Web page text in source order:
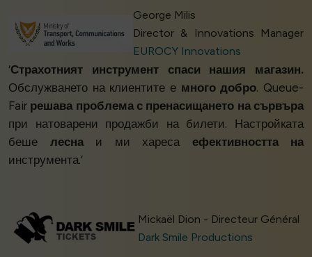
George Milis
Director & Innovations Manager
EUROCY Innovations
‘Страхотният инструмент спаси нашия магазин.
Обслужването на клиентите е много добро. Queue-
Fair решава проблема с пренасищането на сървъра
при натоварени продажби на билети. Настройката
беше леснаи ми хареса ефективността на
инструмента.’
Mickaël Dion - Directeur Général
Dark Smile Productions